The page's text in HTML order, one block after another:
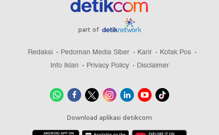
part of
Redaksi Pedoman Media Siber Karir
Kotak Pos
Info Iklan
Privacy Policy Disclaimer
Download aplikasi detikcom